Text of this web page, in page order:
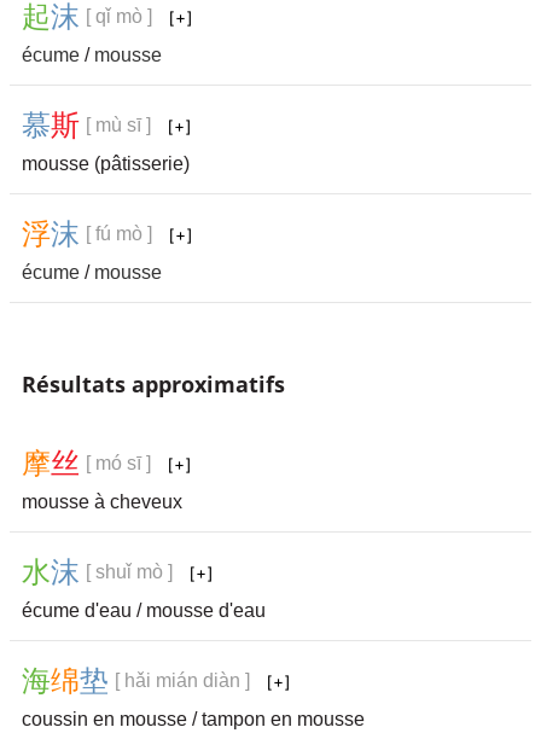
起沫 [ qǐ mò ]
écume / mousse
慕斯 [ mù sī ]
mousse (pâtisserie)
浮沫 [ fú mò ]
écume / mousse
Résultats approximatifs
摩丝 [ mó sī ]
mousse à cheveux
水沫 [ shuǐ mò ]
écume d'eau / mousse d'eau
海绵垫 [ hǎi mián diàn ]
coussin en mousse / tampon en mousse